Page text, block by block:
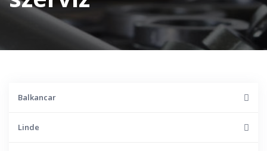
Balkancar
Linde